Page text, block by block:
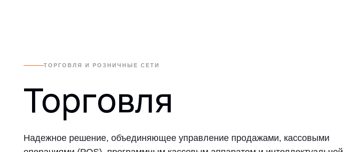
ТОРГОВЛЯ И РОЗНИЧНЫЕ СЕТИ
Торговля
Надежное решение, объединяющее управление продажами, кассовыми